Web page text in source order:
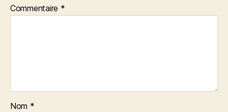
Commentaire *
Nom *